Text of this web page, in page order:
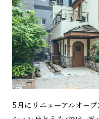
5月にリニューアルオープ